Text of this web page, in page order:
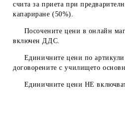
счита за приета при
капариране (50%).
Посочените цени в онлайн
включен ДДС.
Единичните цени по артикули
договорените с училището
Единичните цени НЕ